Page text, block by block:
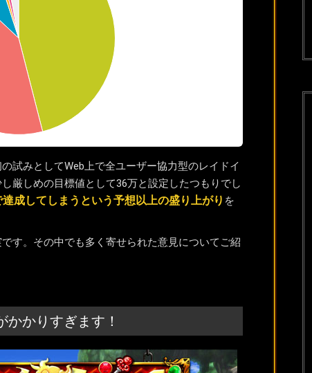
試みとしてWeb上で全ユーザー協力型のレイドイ
厳しめの目標値として36万と設定したつもりでし
成してしまうという予想以上の盛り上がり を
す。その中でも多く寄せられた意見についてご紹
かりすぎます！